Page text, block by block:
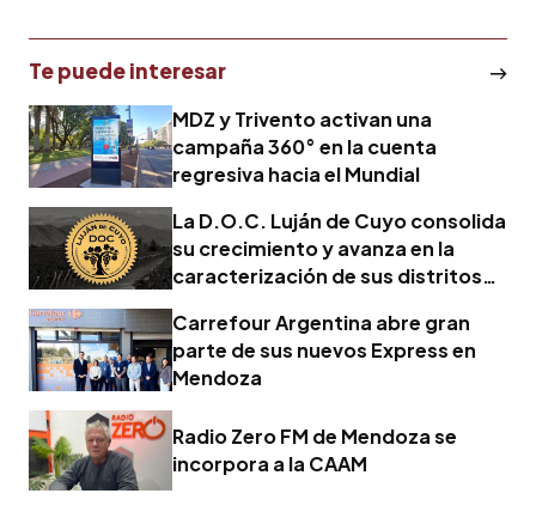
Te puede interesar
MDZ y Trivento activan una
campaña 360° en la cuenta
regresiva hacia el Mundial
La D.O.C. Luján de Cuyo consolida
su crecimiento y avanza en la
caracterización de sus distritos
Carrefour Argentina abre gran
parte de sus nuevos Express en
Mendoza
Radio Zero FM de Mendoza se
incorpora a la CAAM